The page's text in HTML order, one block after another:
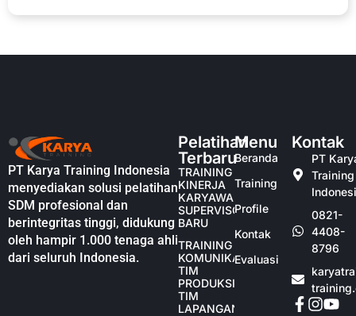
PT Karya Training Indonesia
menyediakan solusi pelatihan
SDM profesional dan
berintegritas tinggi, didukung
oleh hampir 1.000 tenaga ahli
dari seluruh Indonesia.
Pelatihan
Terbaru
TRAINING
KINERJA
KARYAWAN
SUPERVISOR
BARU
TRAINING
KOMUNIKASI
TIM
PRODUKSI
TIM
LAPANGAN
Menu
Beranda
Training
Profile
Kontak
Evaluasi
Kontak
PT
Training
0821-
4408-
8796